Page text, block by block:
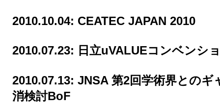
2010.10.04: CEATEC JAPAN 2010
2010.07.23: 日立uVALUEコンベンシ
2010.07.13: JNSA 第2回学術界とのギ
消検討BoF